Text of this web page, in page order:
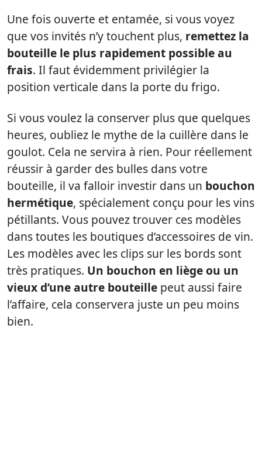
Une fois ouverte et entamée, si vous voyez
que vos invités n’y touchent plus, remettez la
bouteille le plus rapidement possible au
frais. Il faut évidemment privilégier la
position verticale dans la porte du frigo.
Si vous voulez la conserver plus que quelques
heures, oubliez le mythe de la cuillère dans le
goulot. Cela ne servira à rien. Pour réellement
réussir à garder des bulles dans votre
bouteille, il va falloir investir dans un bouchon
hermétique, spécialement conçu pour les vins
pétillants. Vous pouvez trouver ces modèles
dans toutes les boutiques d’accessoires de vin.
Les modèles avec les clips sur les bords sont
très pratiques. Un bouchon en liège ou un
vieux d’une autre bouteille peut aussi faire
l’affaire, cela conservera juste un peu moins
bien.